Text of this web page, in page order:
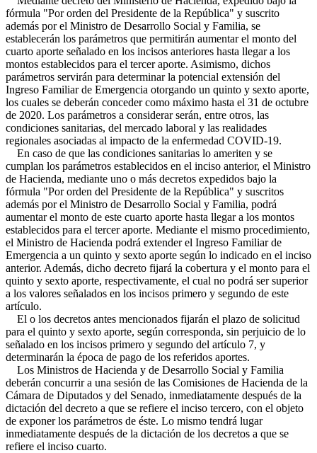
fórmula "Por orden del Presidente de la República" y suscrito
además por el Ministro de Desarrollo Social y Familia, se
establecerán los parámetros que permitirán aumentar el monto del
cuarto aporte señalado en los incisos anteriores hasta llegar a los
montos establecidos para el tercer aporte. Asimismo, dichos
parámetros servirán para determinar la potencial extensión del
Ingreso Familiar de Emergencia otorgando un quinto y sexto aporte,
los cuales se deberán conceder como máximo hasta el 31 de octubre
de 2020. Los parámetros a considerar serán, entre otros, las
condiciones sanitarias, del mercado laboral y las realidades
regionales asociadas al impacto de la enfermedad COVID-19.
En caso de que las condiciones sanitarias lo ameriten y se
cumplan los parámetros establecidos en el inciso anterior, el Ministro
de Hacienda, mediante uno o más decretos expedidos bajo la
fórmula "Por orden del Presidente de la República" y suscritos
además por el Ministro de Desarrollo Social y Familia, podrá
aumentar el monto de este cuarto aporte hasta llegar a los montos
establecidos para el tercer aporte. Mediante el mismo procedimiento,
el Ministro de Hacienda podrá extender el Ingreso Familiar de
Emergencia a un quinto y sexto aporte según lo indicado en el inciso
anterior. Además, dicho decreto fijará la cobertura y el monto para el
quinto y sexto aporte, respectivamente, el cual no podrá ser superior
a los valores señalados en los incisos primero y segundo de este
artículo.
El o los decretos antes mencionados fijarán el plazo de solicitud
para el quinto y sexto aporte, según corresponda, sin perjuicio de lo
señalado en los incisos primero y segundo del artículo 7, y
determinarán la época de pago de los referidos aportes.
Los Ministros de Hacienda y de Desarrollo Social y Familia
deberán concurrir a una sesión de las Comisiones de Hacienda de la
Cámara de Diputados y del Senado, inmediatamente después de la
dictación del decreto a que se refiere el inciso tercero, con el objeto
de exponer los parámetros de éste. Lo mismo tendrá lugar
inmediatamente después de la dictación de los decretos a que se
refiere el inciso cuarto.